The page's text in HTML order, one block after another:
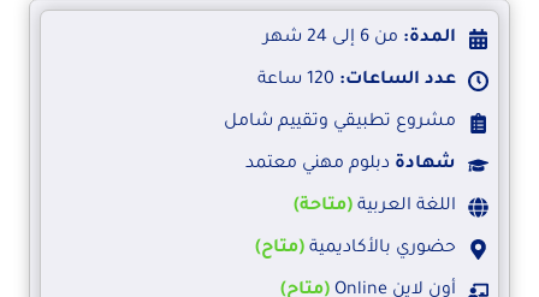
المدة: من 6 إلى 24 شهر
عدد الساعات: 120 ساعة
مشروع تطبيقي وتقييم شامل
شهادة دبلوم مهني معتمد
اللغة العربية (متاحة)
حضوري بالأكاديمية (متاح)
أون لاين Online (متاح)